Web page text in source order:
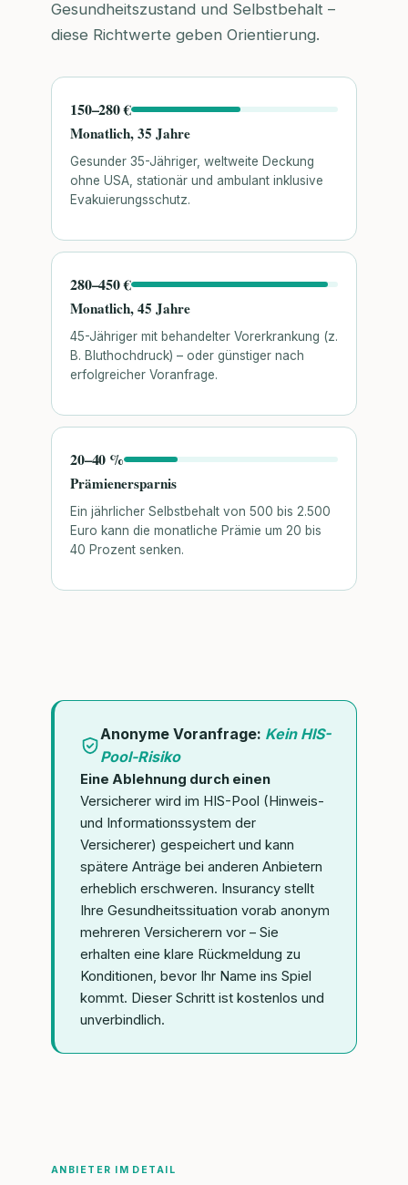
Gesundheitszustand und Selbstbehalt –
diese Richtwerte geben Orientierung.
150–280 €
Monatlich, 35 Jahre
Gesunder 35-Jähriger, weltweite Deckung
ohne USA, stationär und ambulant inklusive
Evakuierungsschutz.
280–450 €
Monatlich, 45 Jahre
45-Jähriger mit behandelter Vorerkrankung (z.
B. Bluthochdruck) – oder günstiger nach
erfolgreicher Voranfrage.
20–40 %
Prämienersparnis
Ein jährlicher Selbstbehalt von 500 bis 2.500
Euro kann die monatliche Prämie um 20 bis
40 Prozent senken.
Anonyme Voranfrage: Kein HIS-
Pool-Risiko
Eine Ablehnung durch einen
Versicherer wird im HIS-Pool (Hinweis-
und Informationssystem der
Versicherer) gespeichert und kann
spätere Anträge bei anderen Anbietern
erheblich erschweren. Insurancy stellt
Ihre Gesundheitssituation vorab anonym
mehreren Versicherern vor – Sie
erhalten eine klare Rückmeldung zu
Konditionen, bevor Ihr Name ins Spiel
kommt. Dieser Schritt ist kostenlos und
unverbindlich.
ANBIETER IM DETAIL